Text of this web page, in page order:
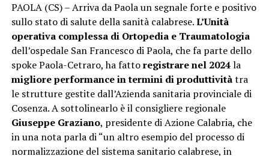
PAOLA (CS) – Arriva da Paola un segnale forte e positivo
sullo stato di salute della sanità calabrese.L’Unità
operativa complessa di Ortopedia e Traumatologia
dell’ospedale San Francesco di Paola, che fa parte dello
spoke Paola-Cetraro, ha fattoregistrare nel 2024la
migliore performance in termini di produttivitàtra
le strutture gestite dall’Azienda sanitaria provinciale di
Cosenza. A sottolinearlo è il consigliere regionale
Giuseppe Graziano, presidente di Azione Calabria, che
in una nota parla di “un altro esempio del processo di
normalizzazione del sistema sanitario calabrese, in